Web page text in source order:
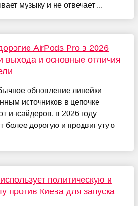
музыку и не отвечает ...
AirPods Pro в 2026
выхода и основные отличия
обновление линейки
источников в цепочке
инсайдеров, в 2026 году
более дорогую и продвинутую
политическую и
против Киева для запуска